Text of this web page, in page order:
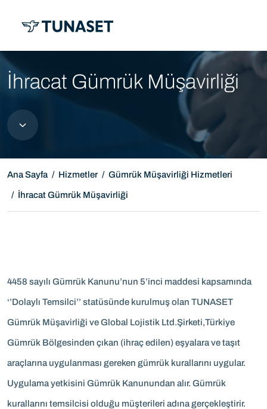
İhracat Gümrük Müşavirliği
Ana Sayfa Hizmetler Gümrük Müşavirliği Hizmetleri
İhracat Gümrük Müşavirliği
4458 sayılı Gümrük Kanunu’nun 5’inci maddesi kapsamında
‘’Dolaylı Temsilci’’ statüsünde kurulmuş olan TUNASET
Gümrük Müşavirliği ve Global Lojistik Ltd.Şirketi,Türkiye
Gümrük Bölgesinden çıkan (ihraç edilen) eşyalara ve taşıt
araçlarına uygulanması gereken gümrük kurallarını uygular.
Uygulama yetkisini Gümrük Kanunundan alır. Gümrük
kurallarını temsilcisi olduğu müşterileri adına gerçekleştirir.